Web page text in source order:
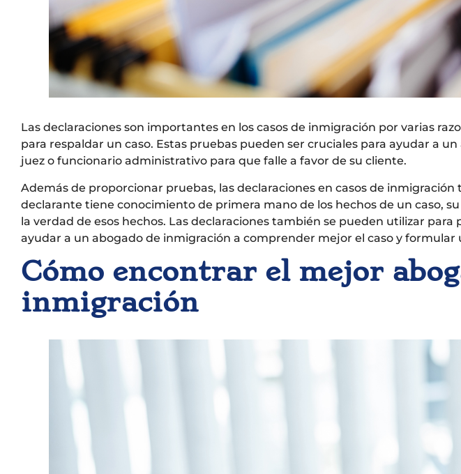
Las declaraciones son importantes en los casos de inmigración por varias
para respaldar un caso. Estas pruebas pueden ser cruciales para ayudar a
juez o funcionario administrativo para que falle a favor de su cliente.
Además de proporcionar pruebas, las declaraciones en casos de
declarante tiene conocimiento de primera mano de los hechos de un caso,
la verdad de esos hechos. Las declaraciones también se pueden utilizar
ayudar a un abogado de inmigración a comprender mejor el caso y
Cómo encontrar el mejor
inmigración